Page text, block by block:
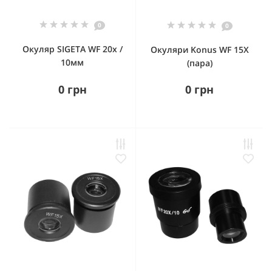
0
Окуляр SIGETA WF 20x /
10мм
0 грн
0
Окуляри Konus WF 15X
(пара)
0 грн